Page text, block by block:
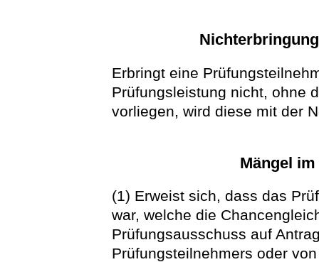
Erbringt eine
Prüfungsleistung nicht, ohne
vorliegen, wird diese mit der
Mängel
(1) Erweist sich, dass das
war, welche die
Prüfungsausschuss auf
Prüfungsteilnehmers oder